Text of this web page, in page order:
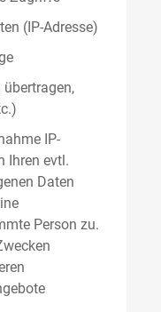
(IP-Adresse)
IP-
Ihren evtl.
Daten
Person zu.